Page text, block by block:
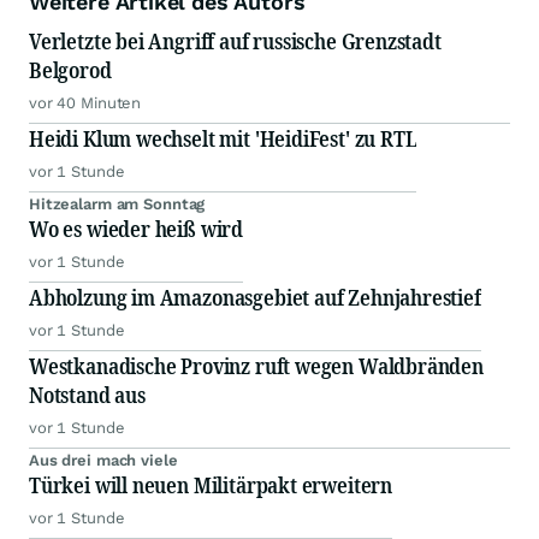
Verletzte bei Angriff auf russische Grenzstadt
Belgorod
vor 40 Minuten
Heidi Klum wechselt mit 'HeidiFest' zu RTL
vor 1 Stunde
Hitzealarm am Sonntag
Wo es wieder heiß wird
vor 1 Stunde
Abholzung im Amazonasgebiet auf Zehnjahrestief
vor 1 Stunde
Westkanadische Provinz ruft wegen Waldbränden
Notstand aus
vor 1 Stunde
Aus drei mach viele
Türkei will neuen Militärpakt erweitern
vor 1 Stunde